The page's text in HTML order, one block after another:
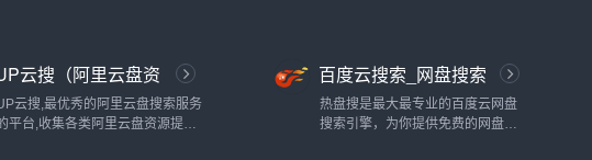
云搜（阿里云盘资
搜索神器）
云搜,最优秀的阿里云盘搜索服务
平台,收集各类阿里云盘资源提供
百度云搜索_网盘搜索
_百度云资源-热盘搜
热盘搜是最大最专业的百度云网盘
搜索引擎，为你提供免费的网盘云